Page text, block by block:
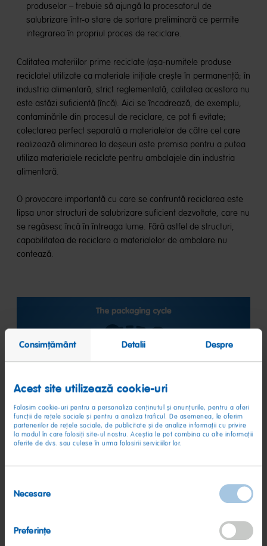
Consimțământ Detalii Despre
Acest site utilizează cookie-uri
Folosim cookie-uri pentru a personaliza conținutul și anunțurile, pentru a oferi
funcții de rețele sociale și pentru a analiza traficul. De asemenea, le oferim
partenerilor de rețele sociale, de publicitate și de analize informații cu privire
la modul în care folosiți site-ul nostru. Aceștia le pot combina cu alte informații
oferite de dvs. sau culese în urma folosirii serviciilor lor.
consimțământului
Necesare
Preferinţe
produselor – trebuie să ajungă la procesatorul de
salubrizare într-o stare de sortare preliminară ce permite
integrarea în propriul proces de reciclare.
Calitatea materiilor prime reciclate (așa-numitele produse
reciclate) utilizate ca materiale inițiale crește în permanență; în
industria alimentară, strict reglementată, calitatea acestora nu
este astăzi suficientă (încă). Aici se încadrează, de exemplu,
contaminările din procesul de reciclare, ce pot fi evitate;
colectarea perfect separată a materialelor de către cel care
realizează eliminarea la deșeuri este premisa pentru a putea
utiliza materialele reciclate pentru ambalajele din industria
alimentară.
O provocare importantă cu care se confruntă reciclarea este
lipsa unor structuri de salubrizare suficient dezvoltate, care nu
se regăsesc încă în întreaga lume. Fără astfel de structuri,
capabilitatea de reciclare a materialelor de ambalare nu
contează.
Continua dezvoltare a ambalajelor noastre
Urmărim în permanență îmbunătățirea ambalajelor noastre.
Urmăm în acest sens în primul rând cele trei principii de mai